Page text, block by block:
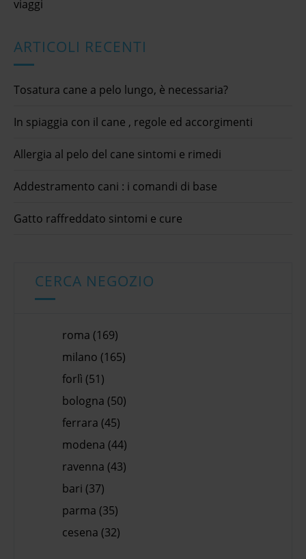
viaggi
ARTICOLI RECENTI
Tosatura cane a pelo lungo, è necessaria?
In spiaggia con il cane , regole ed accorgimenti
Allergia al pelo del cane sintomi e rimedi
Addestramento cani : i comandi di base
Gatto raffreddato sintomi e cure
CERCA NEGOZIO
roma (169)
milano (165)
forlì (51)
bologna (50)
ferrara (45)
modena (44)
ravenna (43)
bari (37)
parma (35)
cesena (32)